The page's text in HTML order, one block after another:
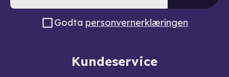
Godta personvernerklæringen
Kundeservice